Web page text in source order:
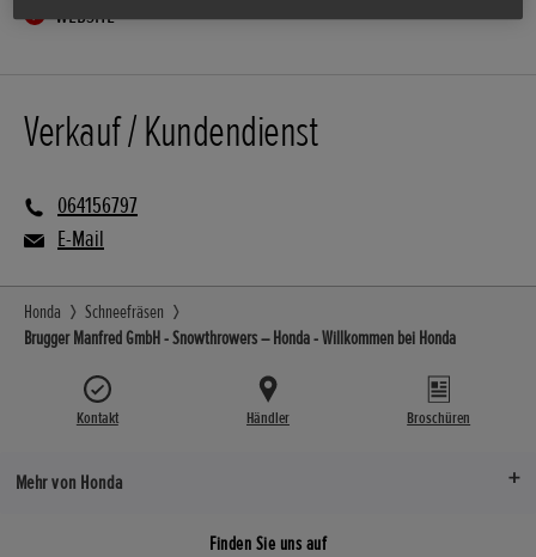
WEBSITE
Verkauf / Kundendienst
064156797
E-Mail
Honda
Schneefräsen
Brugger Manfred GmbH - Snowthrowers – Honda - Willkommen bei Honda
Kontakt Händler Broschüren
Mehr von Honda
Finden Sie uns auf